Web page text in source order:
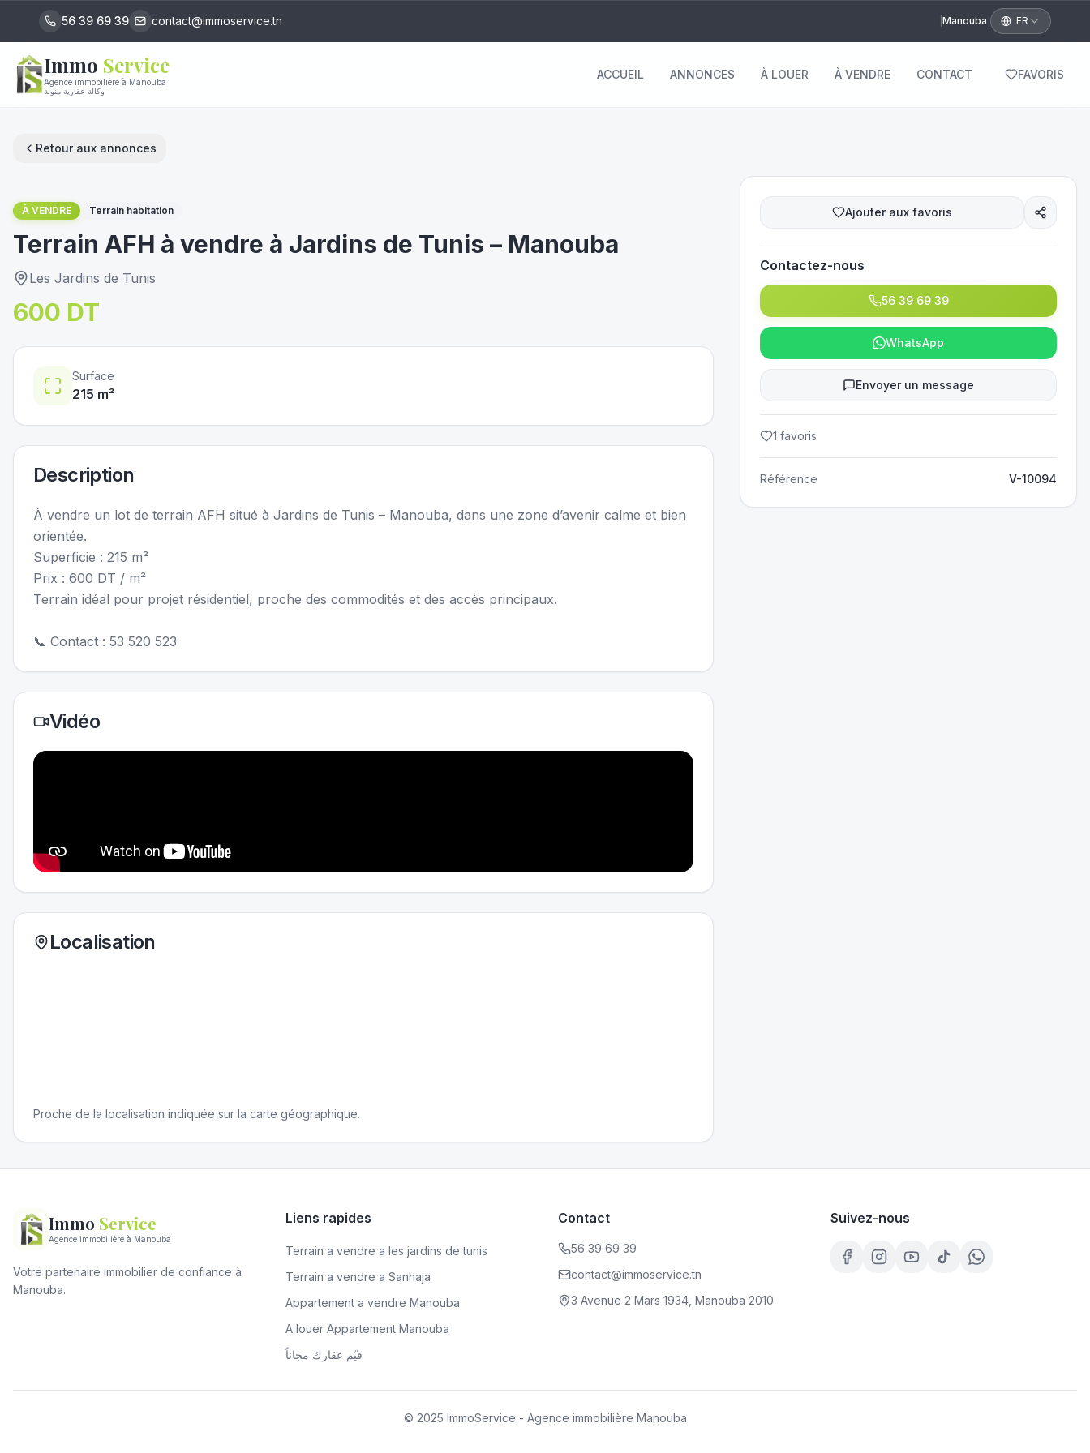
56 39 69 39 contact@immoservice.tn Manouba FR
Immo Service
Agence immobilière à Manouba
وكالة عقارية منوبة
ACCUEIL ANNONCES À LOUER À VENDRE CONTACT FAVORIS
Retour aux annonces
1/5
À VENDRE Terrain habitation
Terrain AFH à vendre à Jardins de Tunis – Manouba
Les Jardins de Tunis
600 DT
Surface
215 m²
Description
À vendre un lot de terrain AFH situé à Jardins de Tunis – Manouba, dans une zone d’avenir calme et bien
orientée.
Superficie : 215 m²
Prix : 600 DT / m²
Terrain idéal pour projet résidentiel, proche des commodités et des accès principaux.
📞 Contact : 53 520 523
Vidéo
Localisation
Proche de la localisation indiquée sur la carte géographique.
Ajouter aux favoris
Contactez-nous
56 39 69 39
WhatsApp
Envoyer un message
1 favoris
Référence V-10094
Immo Service
Agence immobilière à Manouba
Votre partenaire immobilier de confiance à
Manouba.
Liens rapides
Terrain a vendre a les jardins de tunis
Terrain a vendre a Sanhaja
Appartement a vendre Manouba
A louer Appartement Manouba
قيّم عقارك مجاناً
Contact
56 39 69 39
contact@immoservice.tn
3 Avenue 2 Mars 1934, Manouba 2010
Suivez-nous
© 2025 ImmoService - Agence immobilière Manouba